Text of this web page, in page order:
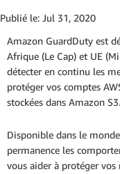
Publié le: Jul 31, 2020
Amazon GuardDuty est
Afrique (Le Cap) et UE
détecter en continu les
protéger vos comptes
stockées dans Amazon S3.
Disponible dans le
permanence les
vous aider à protéger vos